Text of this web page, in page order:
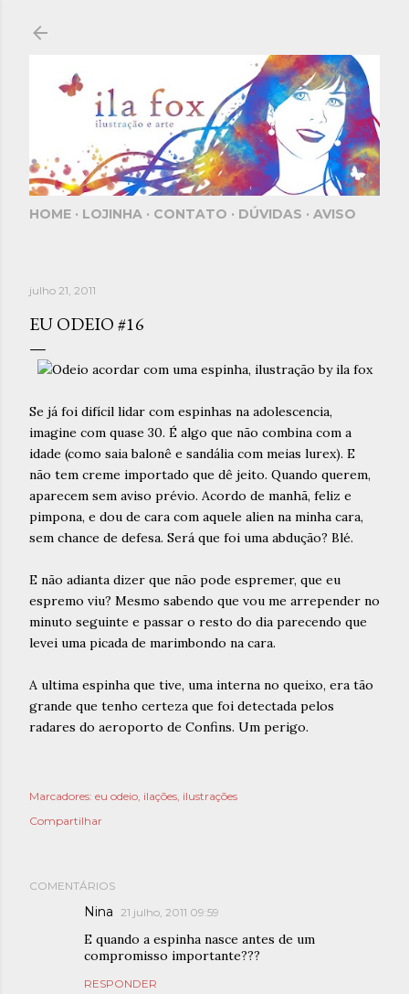
HOME LOJINHA CONTATO DÚVIDAS AVISO
julho 21, 2011
EU ODEIO #16
Se já foi difícil lidar com espinhas na adolescencia,
imagine com quase 30. É algo que não combina com a
idade (como saia balonê e sandália com meias lurex). E
não tem creme importado que dê jeito. Quando querem,
aparecem sem aviso prévio. Acordo de manhã, feliz e
pimpona, e dou de cara com aquele alien na minha cara,
sem chance de defesa. Será que foi uma abdução? Blé.
E não adianta dizer que não pode espremer, que eu
espremo viu? Mesmo sabendo que vou me arrepender no
minuto seguinte e passar o resto do dia parecendo que
levei uma picada de marimbondo na cara.
A ultima espinha que tive, uma interna no queixo, era tão
grande que tenho certeza que foi detectada pelos
radares do aeroporto de Confins. Um perigo.
Marcadores: eu odeio ilações ilustrações
Compartilhar
COMENTÁRIOS
Nina 21 julho, 2011 09:59
E quando a espinha nasce antes de um
compromisso importante???
RESPONDER